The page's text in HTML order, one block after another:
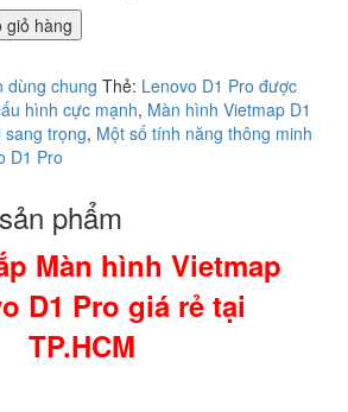
giỏ hàng
dùng chung Thẻ: Lenovo D1 Pro được
hình cực mạnh, Màn hình Vietmap D1
sang trọng, Một số tính năng thông minh
D1 Pro
phẩm
Màn hình Vietmap
D1 Pro giá rẻ tại
TP.HCM